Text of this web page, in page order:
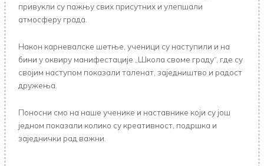
привукли су пажњу свих присутних и улепшали
атмосферу града.
Након карневалске шетње, ученици су наступили и на
бини у оквиру манифестације „Школа своме граду“, где су
својим наступом показали таленат, заједништво и радост
дружења.
Поносни смо на наше ученике и наставнике који су још
једном показали колико су креативност, подршка и
заједнички рад важни.